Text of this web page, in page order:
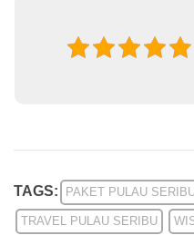
TAGS: PAKET PULAU
TRAVEL PULAU SERIBU